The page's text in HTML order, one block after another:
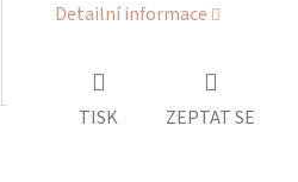
Detailní informace
TISK ZEPTAT SE